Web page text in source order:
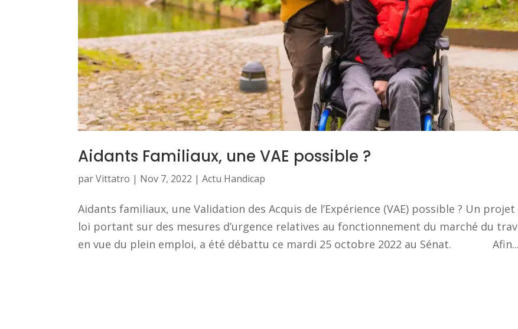
Aidants Familiaux, une VAE possible ?
parVittatro | Nov 7, 2022 | Actu Handicap
Aidants familiaux, une Validation des Acquis de l’Expérience (VAE) possible ? Un projet
loi portant sur des mesures d’urgence relatives au fonctionnement du marché du
en vue du plein emploi, a été débattu ce mardi 25 octobre 2022 au Sénat. Afin...